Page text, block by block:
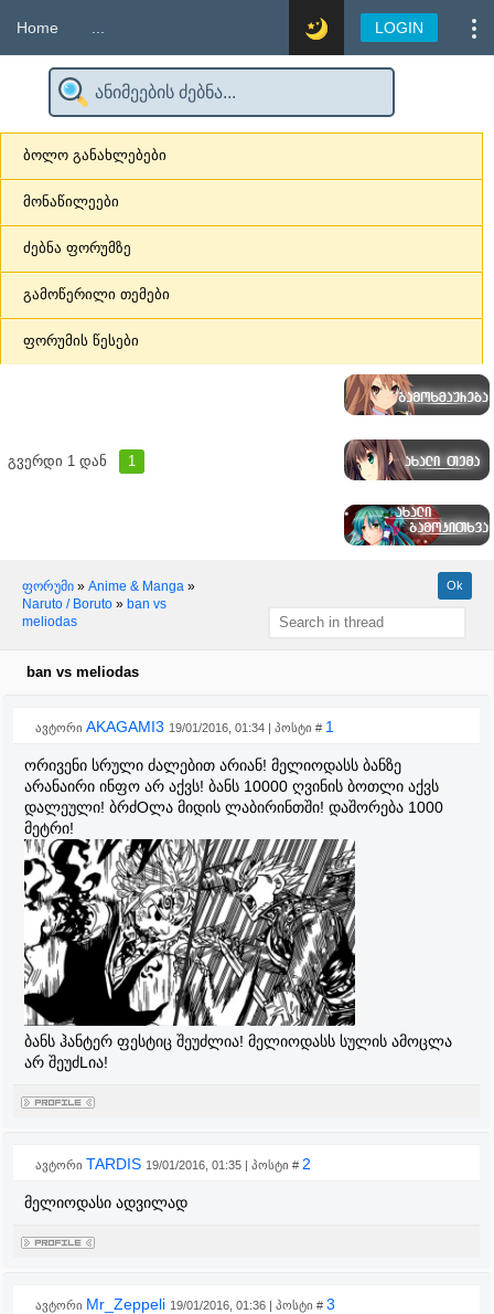
Home LOGIN
ბოლო განახლებები
მონაწილეები
ძებნა ფორუმზე
გამოწერილი თემები
ფორუმის წესები
გვერდი 1 დან 1
ფორუმი » Anime & Manga »
Naruto / Boruto » ban vs
meliodas
ban vs meliodas
ავტორი AKAGAMI3 19/01/2016, 01:34 | პოსტი # 1
ორივენი სრული ძალებით არიან! მელიოდასს ბანზე
არანაირი ინფო არ აქვს! ბანს 10000 ღვინის ბოთლი აქვს
დალეული! ბრძOლა მიდის ლაბირინთში! დაშორება 1000
მეტრი!
ბანს ჰანტერ ფესტიც შეუძლია! მელიოდასს სულის ამოცლა
არ შეუძLია!
ავტორი TARDIS 19/01/2016, 01:35 | პოსტი # 2
მელიოდასი ადვილად
ავტორი Mr_Zeppeli 19/01/2016, 01:36 | პოსტი # 3